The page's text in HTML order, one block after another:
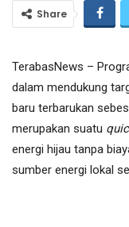
Share
TerabasNews –
dalam mendukung
baru terbarukan
merupakan suatu
energi hijau tanpa
sumber energi lokal